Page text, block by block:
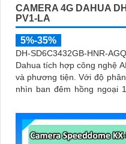
CAMERA 4G DAHUA
PV1-LA
5%-35%
DH-SD6C3432GB-HNR-
Dahua tích hợp công nghệ
và phương tiện. Với độ phân giải 4MP, zoom quang 32x, tầm
nhìn ban đêm hồng ngoại